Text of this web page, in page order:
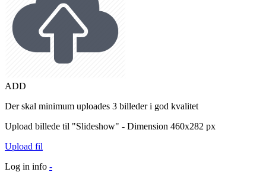
ADD
Der skal minimum uploades 3 billeder i god kvalitet
Upload billede til "Slideshow" - Dimension 460x282 px
Upload fil
Log in info -